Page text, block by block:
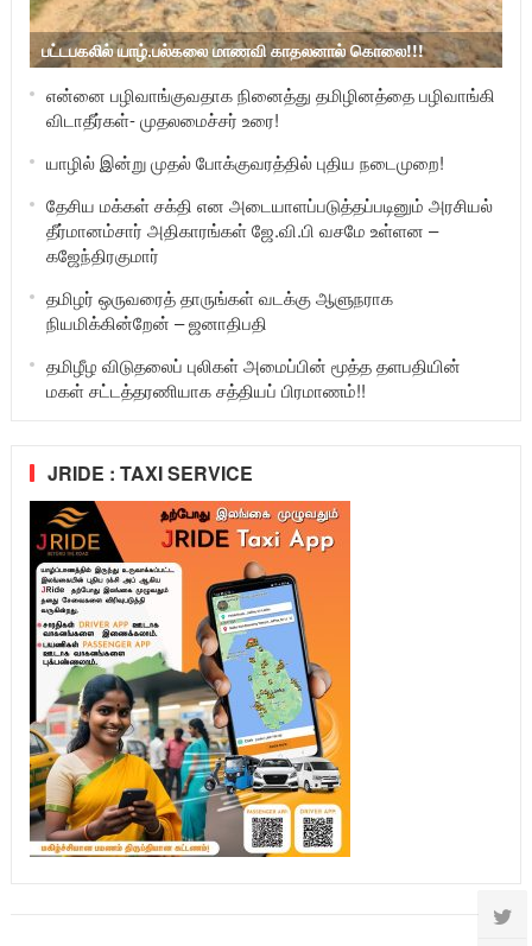
பட்டபகலில் யாழ்.பல்கலை மாணவி காதலனால் கொலை!!!
என்னை பழிவாங்குவதாக நினைத்து தமிழினத்தை பழிவாங்கி
விடாதீர்கள்- முதலமைச்சர் உரை!
யாழில் இன்று முதல் போக்குவரத்தில் புதிய நடைமுறை!
தேசிய மக்கள் சக்தி என அடையாளப்படுத்தப்படினும் அரசியல்
தீர்மானம்சார் அதிகாரங்கள் ஜே.வி.பி வசமே உள்ளன –
கஜேந்திரகுமார்
தமிழர் ஒருவரைத் தாருங்கள் வடக்கு ஆளுநராக
நியமிக்கின்றேன் – ஜனாதிபதி
தமிழீழ விடுதலைப் புலிகள் அமைப்பின் மூத்த தளபதியின்
மகள் சட்டத்தரணியாக சத்தியப் பிரமாணம்!!
JRIDE : TAXI SERVICE